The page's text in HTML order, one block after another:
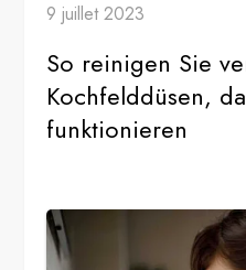
9 juillet 2023
So reinigen Sie
Kochfelddüsen,
funktionieren